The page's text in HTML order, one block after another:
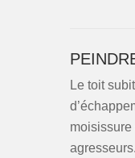
Le toit
moisissure